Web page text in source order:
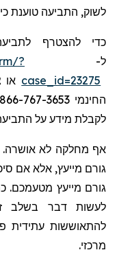
לשוק, התביעה טוענת
כדי להצטרף
ל- ?
case_id=23275 או
החינמי 866-767-3653, או בדוא"ל
לקבלת מידע על התביעה
אף מחלקה לא אושרה.
גורם מייעץ, אלא אם
גורם מייעץ מטעמכם.
לעשות דבר בשלב
להתאוששות עתידית
מרכזי.